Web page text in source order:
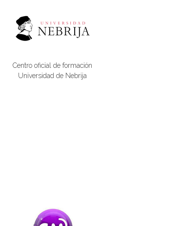
Centro oficial de formación
Universidad de Nebrija